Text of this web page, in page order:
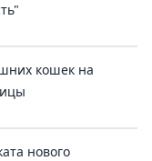
кошек на
нового